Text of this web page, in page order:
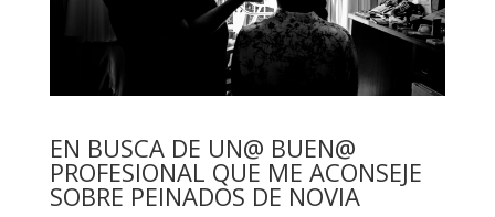
EN BUSCA DE UN@ BUEN@
PROFESIONAL QUE ME ACONSEJE
SOBRE PEINADOS DE NOVIA